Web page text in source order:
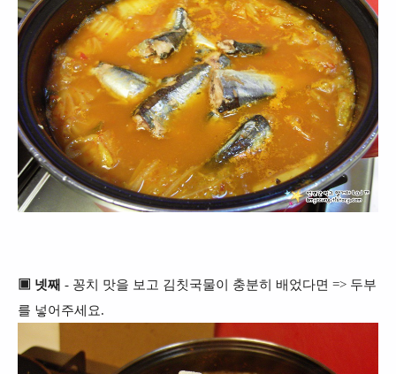
▣ 넷째 - 꽁치 맛을 보고 김칫국물이 충분히 배었다면 => 두부
를 넣어주세요.